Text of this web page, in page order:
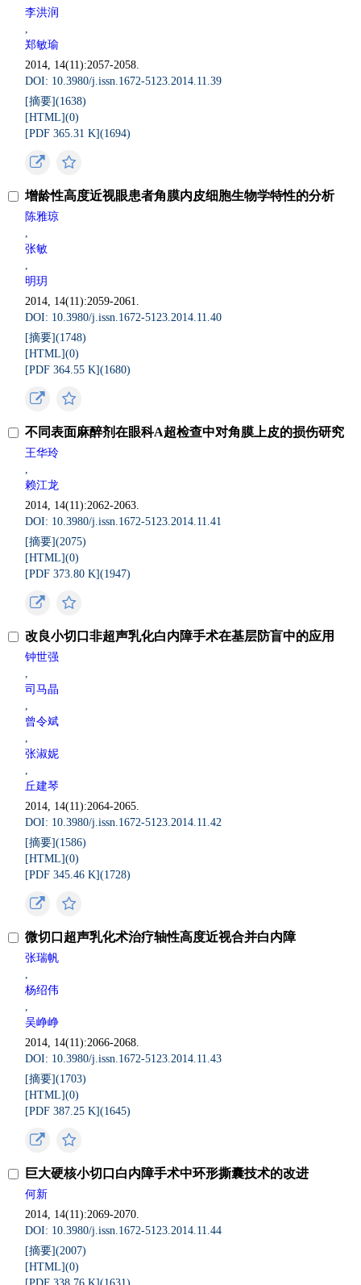
李洪润
,
郑敏瑜
2014, 14(11):2057-2058.
DOI: 10.3980/j.issn.1672-5123.2014.11.39
[摘要](1638)
[HTML](0)
[PDF 365.31 K](1694)
增龄性高度近视眼患者角膜内皮细胞生物学特性的分析
陈雅琼
,
张敏
,
明玥
2014, 14(11):2059-2061.
DOI: 10.3980/j.issn.1672-5123.2014.11.40
[摘要](1748)
[HTML](0)
[PDF 364.55 K](1680)
不同表面麻醉剂在眼科A超检查中对角膜上皮的损伤研究
王华玲
,
赖江龙
2014, 14(11):2062-2063.
DOI: 10.3980/j.issn.1672-5123.2014.11.41
[摘要](2075)
[HTML](0)
[PDF 373.80 K](1947)
改良小切口非超声乳化白内障手术在基层防盲中的应用
钟世强
,
司马晶
,
曾令斌
,
张淑妮
,
丘建琴
2014, 14(11):2064-2065.
DOI: 10.3980/j.issn.1672-5123.2014.11.42
[摘要](1586)
[HTML](0)
[PDF 345.46 K](1728)
微切口超声乳化术治疗轴性高度近视合并白内障
张瑞帆
,
杨绍伟
,
吴峥峥
2014, 14(11):2066-2068.
DOI: 10.3980/j.issn.1672-5123.2014.11.43
[摘要](1703)
[HTML](0)
[PDF 387.25 K](1645)
巨大硬核小切口白内障手术中环形撕囊技术的改进
何新
2014, 14(11):2069-2070.
DOI: 10.3980/j.issn.1672-5123.2014.11.44
[摘要](2007)
[HTML](0)